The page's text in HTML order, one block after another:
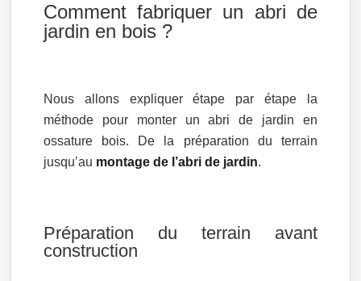
Comment fabriquer un abri de
jardin en bois ?
Nous allons expliquer étape par étape la
méthode pour monter un abri de jardin en
ossature bois. De la préparation du terrain
jusqu’au montage de l’abri de jardin.
Préparation du terrain avant
construction